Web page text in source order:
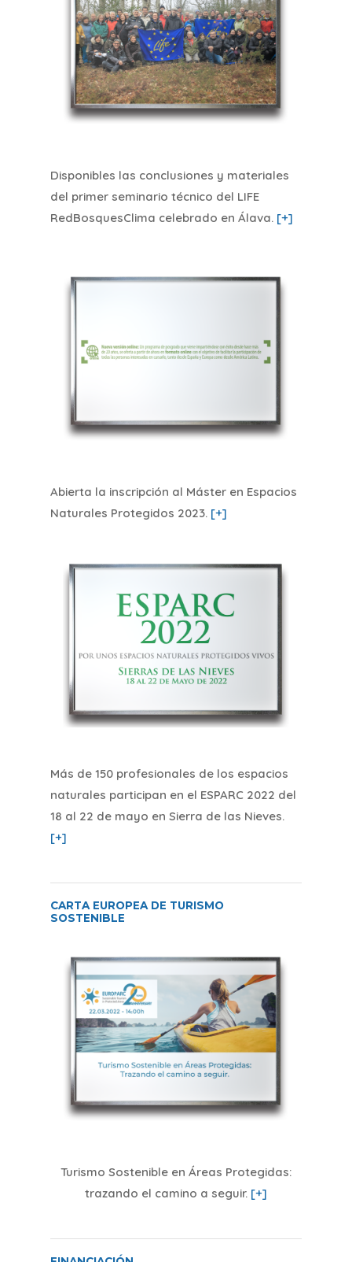
Disponibles las conclusiones y materiales
del primer seminario técnico del LIFE
RedBosquesClima celebrado en Álava. [+]
Abierta la inscripción al Máster en Espacios
Naturales Protegidos 2023. [+]
Más de 150 profesionales de los espacios
naturales participan en el ESPARC 2022 del
18 al 22 de mayo en Sierra de las Nieves.
[+]
CARTA EUROPEA DE TURISMO
SOSTENIBLE
Turismo Sostenible en Áreas Protegidas:
trazando el camino a seguir. [+]